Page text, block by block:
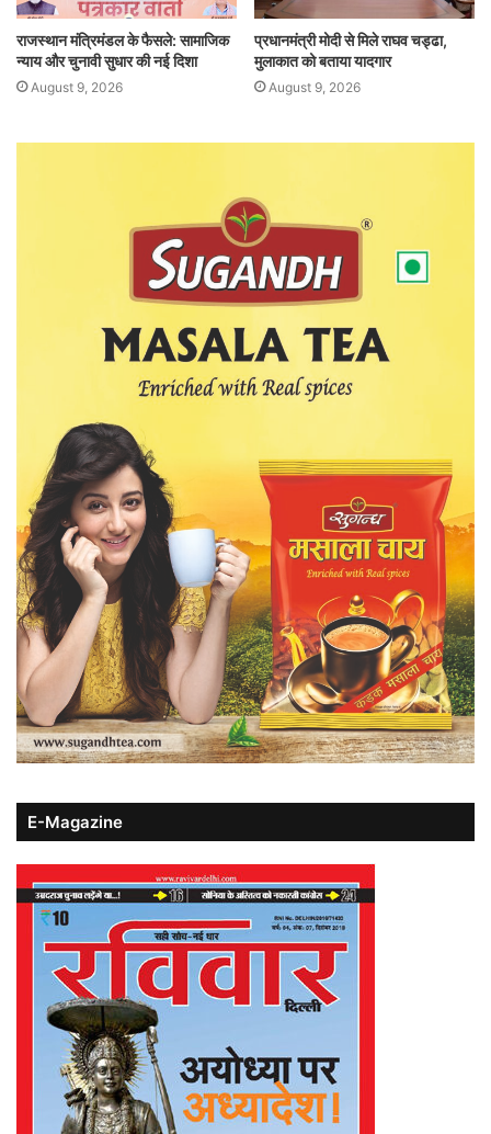
राजस्थान मंत्रिमंडल के फैसले: सामाजिक
न्याय और चुनावी सुधार की नई दिशा
August 9, 2026
प्रधानमंत्री मोदी से मिले राघव चड्ढा,
मुलाकात को बताया यादगार
August 9, 2026
E-Magazine